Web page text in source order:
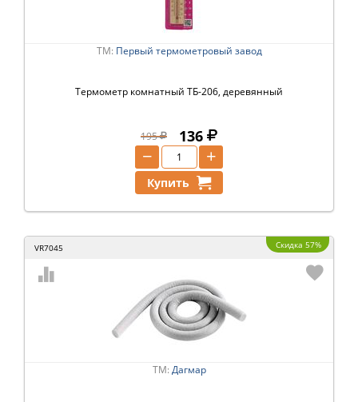
ТМ: Первый термометровый завод
Термометр комнатный ТБ-206, деревянный
195 136
+
−
Купить
VR7045 Скидка 57%
ТМ: Дагмар